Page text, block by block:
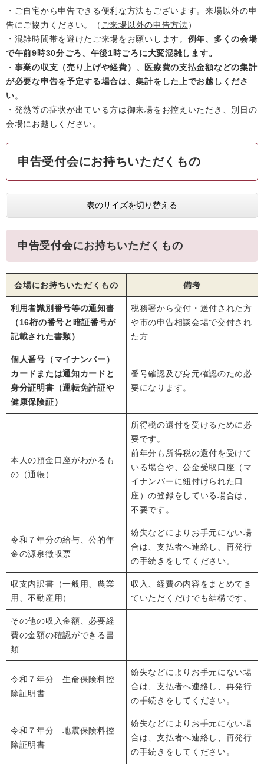
・ご自宅から申告できる便利な方法もございます。来場以外の申
告にご協力ください。（ ご来場以外の申告方法）
・混雑時間帯を避けたご来場をお願いします。 例年、多くの会場
で午前9時30分ごろ、午後1時ごろに大変混雑します。
・ 事業の収支（売り上げや経費）、医療費の支払金額などの集計
が必要な申告を予定する場合は、集計をした上でお越しくださ
い。
・発熱等の症状が出ている方は御来場をお控えいただき、別日の
会場にお越しください。
申告受付会にお持ちいただくもの
表のサイズを切り替える
会場にお持ちいただくもの 備考
申告受付会にお持ちいただくもの
利用者識別番号等の通知書
（16桁の番号と暗証番号が
記載された書類）
税務署から交付・送付された方
や市の申告相談会場で交付され
た方
個人番号（マイナンバー）
カードまたは通知カードと
身分証明書（運転免許証や
健康保険証）
番号確認及び身元確認のため必
要になります。
本人の預金口座がわかるも
の（通帳）
所得税の還付を受けるために必
要です。
前年分も所得税の還付を受けて
いる場合や、公金受取口座（マ
イナンバーに紐付けられた口
座）の登録をしている場合は、
不要です。
令和７年分の給与、公的年
金の源泉徴収票
紛失などによりお手元にない場
合は、支払者へ連絡し、再発行
の手続きをしてください。
収支内訳書（一般用、農業
用、不動産用）
収入、経費の内容をまとめてき
ていただくだけでも結構です。
その他の収入金額、必要経
費の金額の確認ができる書
類
令和７年分 生命保険料控
除証明書
紛失などによりお手元にない場
合は、支払者へ連絡し、再発行
の手続きをしてください。
令和７年分 地震保険料控
除証明書
紛失などによりお手元にない場
合は、支払者へ連絡し、再発行
の手続きをしてください。